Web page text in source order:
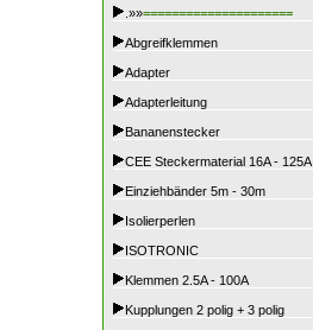
.»»=====================
Abgreifklemmen
Adapter
Adapterleitung
Bananenstecker
CEE Steckermaterial 16A - 125A
Einziehbänder 5m - 30m
Isolierperlen
ISOTRONIC
Klemmen 2.5A - 100A
Kupplungen 2 polig + 3 polig